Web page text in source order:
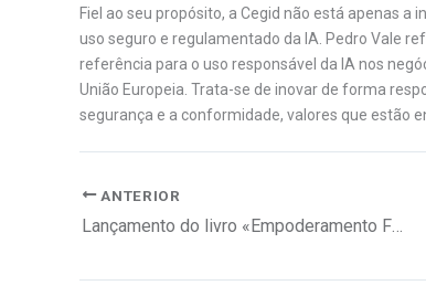
Fiel ao seu propósito, a Cegid não está apenas
uso seguro e regulamentado da IA. Pedro Vale
referência para o uso responsável da IA nos
União Europeia. Trata-se de inovar de forma
segurança e a conformidade, valores que estão
ANTERIOR
Lançamento do livro «Empoderamento Feminino em Ação»